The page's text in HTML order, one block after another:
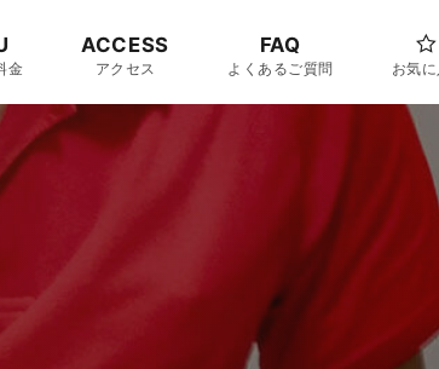
金
ACCESS
アクセス
FAQ
よくあるご質問 お気に